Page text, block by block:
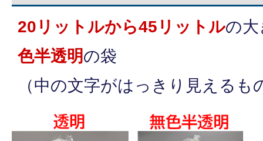
20リットルから45リットルの
色半透明の袋
（中の文字がはっきり見えるも